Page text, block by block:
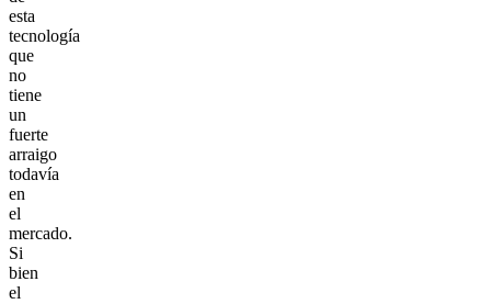
esta
tecnología
que
no
tiene
un
fuerte
arraigo
todavía
en
el
mercado.
Si
bien
el